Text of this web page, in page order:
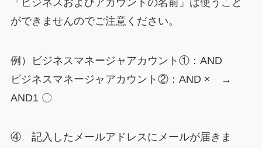
ができませんのでご注意ください。
例）ビジネスマネージャアカウント①：AND
ビジネスマネージャアカウント②：AND × →
AND1 〇
④ 記入したメールアドレスにメールが届きま